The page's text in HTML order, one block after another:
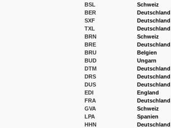
BSL
BER
SXF
TXL
BRN
BRE
BRU
BUD
DTM
DRS
DUS
EDI
FRA
GVA
LPA
HHN
Schweiz
Deutschland
Deutschland
Deutschland
Schweiz
Deutschland
Belgien
Ungarn
Deutschland
Deutschland
Deutschland
England
Deutschland
Schweiz
Spanien
Deutschland